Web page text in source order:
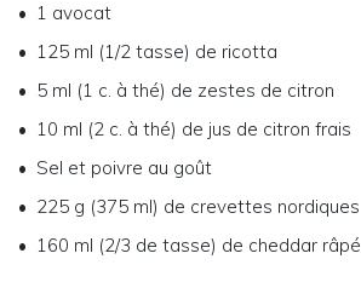
1 avocat
125 ml (1/2 tasse) de ricotta
5 ml (1 c. à thé) de zestes de citron
10 ml (2 c. à thé) de jus de citron frais
Sel et poivre au goût
225 g (375 ml) de crevettes nordiques
160 ml (2/3 de tasse) de cheddar râpé